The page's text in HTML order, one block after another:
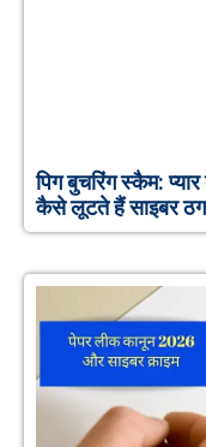
पिग बुचरिंग स्कैम:
कैसे लूटते हैं साइबर